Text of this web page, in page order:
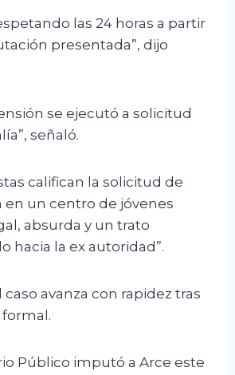
las 24 horas a partir
presentada”, dijo
se ejecutó a solicitud
señaló.
califican la solicitud de
un centro de jóvenes
absurda y un trato
hacia la ex autoridad”.
caso avanza con rapidez tras
Público imputó a Arce este